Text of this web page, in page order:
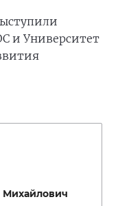
и Университет
Михайлович